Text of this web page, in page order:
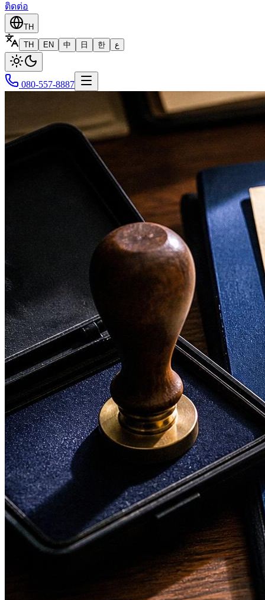
ติดต่อ
TH
TH
EN 中 日 한 ع
080-557-8887